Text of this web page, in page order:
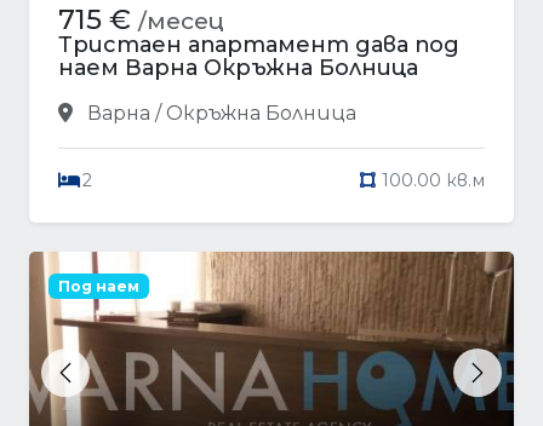
715 € /месец
Тристаен апартамент дава под
наем Варна Окръжна Болница
Варна / Окръжна Болница
2 100.00 кв.м
Previous Next
Под наем